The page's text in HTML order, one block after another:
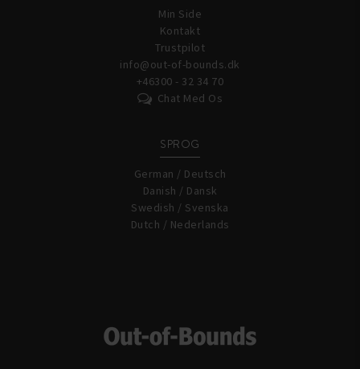
Min Side
Kontakt
Trustpilot
info@out-of-bounds.dk
+46300 - 32 34 70
Chat Med Os
SPROG
German / Deutsch
Danish / Dansk
Swedish / Svenska
Dutch / Nederlands